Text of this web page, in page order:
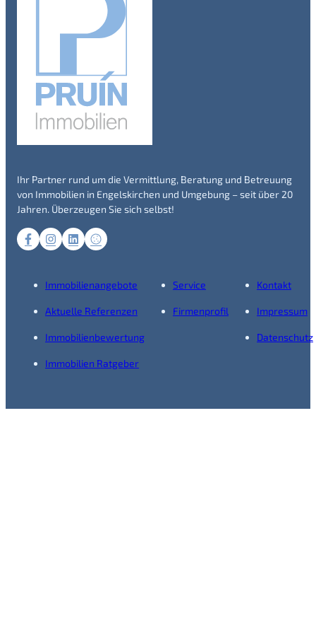
Ihr Partner rund um die Vermittlung, Beratung und Betreuung
von Immobilien in Engelskirchen und Umgebung – seit über 20
Jahren. Überzeugen Sie sich selbst!
Immobilienangebote
Aktuelle Referenzen
Immobilienbewertung
Immobilien Ratgeber
Service
Firmenprofil
Kontakt
Impressum
Datenschutz